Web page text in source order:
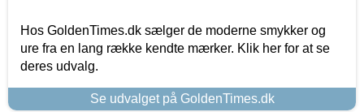
Hos GoldenTimes.dk sælger de moderne smykker og
ure fra en lang række kendte mærker. Klik her for at se
deres udvalg.
Se udvalget på GoldenTimes.dk